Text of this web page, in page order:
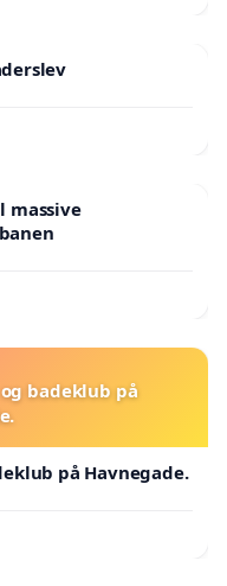
massive
badeklub på
på Havnegade.